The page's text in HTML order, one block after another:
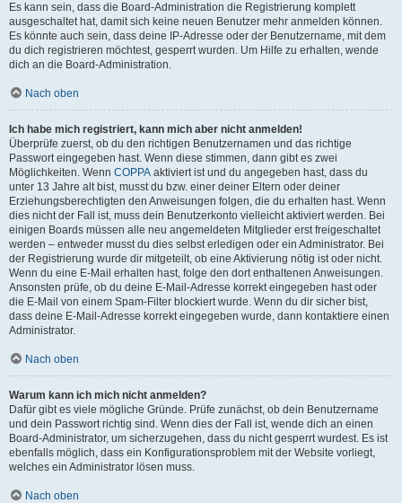
Es kann sein, dass die Board-Administration die Registrierung komplett
ausgeschaltet hat, damit sich keine neuen Benutzer mehr anmelden können.
Es könnte auch sein, dass deine IP-Adresse oder der Benutzername, mit dem
du dich registrieren möchtest, gesperrt wurden. Um Hilfe zu erhalten, wende
dich an die Board-Administration.
Nach oben
Ich habe mich registriert, kann mich aber nicht anmelden!
Überprüfe zuerst, ob du den richtigen Benutzernamen und das richtige
Passwort eingegeben hast. Wenn diese stimmen, dann gibt es zwei
Möglichkeiten. Wenn COPPA aktiviert ist und du angegeben hast, dass du
unter 13 Jahre alt bist, musst du bzw. einer deiner Eltern oder deiner
Erziehungsberechtigten den Anweisungen folgen, die du erhalten hast. Wenn
dies nicht der Fall ist, muss dein Benutzerkonto vielleicht aktiviert werden. Bei
einigen Boards müssen alle neu angemeldeten Mitglieder erst freigeschaltet
werden – entweder musst du dies selbst erledigen oder ein Administrator. Bei
der Registrierung wurde dir mitgeteilt, ob eine Aktivierung nötig ist oder nicht.
Wenn du eine E-Mail erhalten hast, folge den dort enthaltenen Anweisungen.
Ansonsten prüfe, ob du deine E-Mail-Adresse korrekt eingegeben hast oder
die E-Mail von einem Spam-Filter blockiert wurde. Wenn du dir sicher bist,
dass deine E-Mail-Adresse korrekt eingegeben wurde, dann kontaktiere einen
Administrator.
Nach oben
Warum kann ich mich nicht anmelden?
Dafür gibt es viele mögliche Gründe. Prüfe zunächst, ob dein Benutzername
und dein Passwort richtig sind. Wenn dies der Fall ist, wende dich an einen
Board-Administrator, um sicherzugehen, dass du nicht gesperrt wurdest. Es ist
ebenfalls möglich, dass ein Konfigurationsproblem mit der Website vorliegt,
welches ein Administrator lösen muss.
Nach oben